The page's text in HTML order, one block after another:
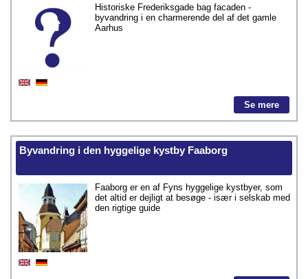
Historiske Frederiksgade bag facaden -
byvandring i en charmerende del af det gamle
Aarhus
Se mere
Byvandring i den hyggelige kystby Faaborg
Faaborg er en af Fyns hyggelige kystbyer, som
det altid er dejligt at besøge - især i selskab med
den rigtige guide